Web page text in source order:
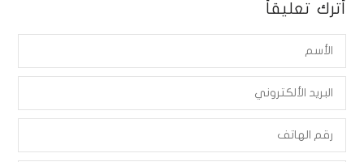
أترك تعليقاً